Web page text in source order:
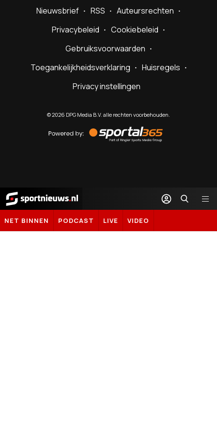
Nieuwsbrief
RSS
Auteursrechten
Privacybeleid
Cookiebeleid
Gebruiksvoorwaarden
Toegankelijkheidsverklaring
Huisregels
Privacy instellingen
©2026 DPG Media B.V. alle rechten voorbehouden.
by
Sportal365
Sportnieuws.nl
NET BINNEN PODCAST LIVE VIDEO